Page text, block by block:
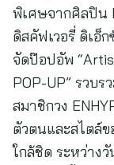
พิเศษจากศิลปิน
ดิสคัฟเวอรี่ ดิเอ็
จัดป๊อปอัพ
POP-UP” รวบ
สมาชิกวง
ตัวตนและสไตล์
ใกล้ชิด ระหว่าง